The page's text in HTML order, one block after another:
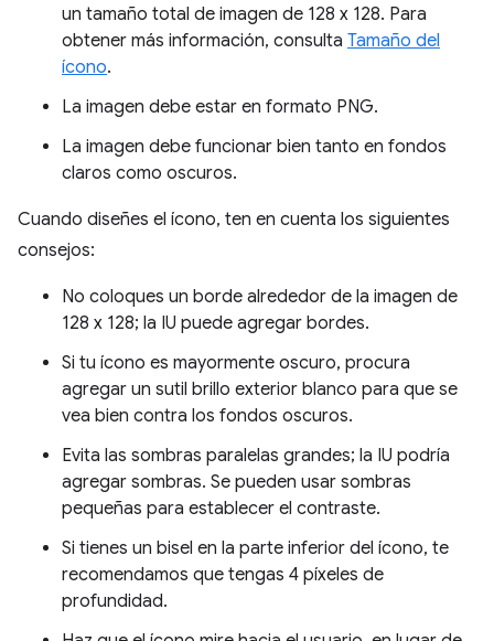
un tamaño total de imagen de 128 x 128. Para
obtener más información, consulta Tamaño del
ícono.
La imagen debe estar en formato PNG.
La imagen debe funcionar bien tanto en fondos
claros como oscuros.
Cuando diseñes el ícono, ten en cuenta los siguientes
consejos:
No coloques un borde alrededor de la imagen de
128 x 128; la IU puede agregar bordes.
Si tu ícono es mayormente oscuro, procura
agregar un sutil brillo exterior blanco para que se
vea bien contra los fondos oscuros.
Evita las sombras paralelas grandes; la IU podría
agregar sombras. Se pueden usar sombras
pequeñas para establecer el contraste.
Si tienes un bisel en la parte inferior del ícono, te
recomendamos que tengas 4 píxeles de
profundidad.